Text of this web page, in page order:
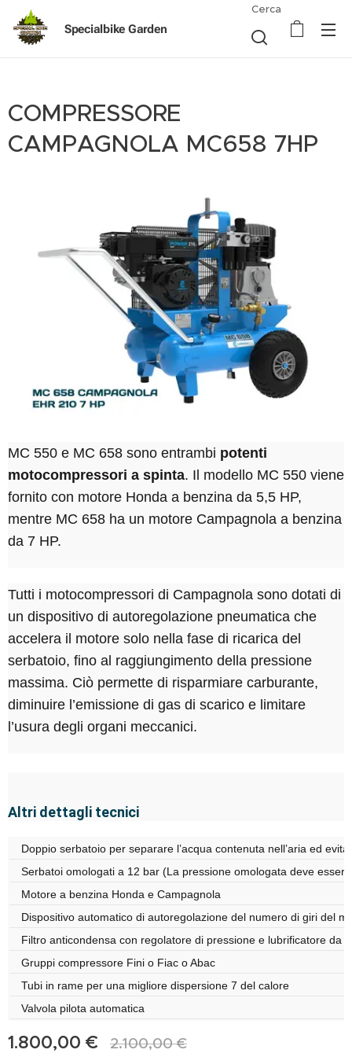
Specialbike Garden
Cerca
COMPRESSORE
CAMPAGNOLA MC658 7HP
MC 550 e MC 658 sono entrambi potenti
motocompressori a spinta. Il modello MC 550 viene
fornito con motore Honda a benzina da 5,5 HP,
mentre MC 658 ha un motore Campagnola a benzina
da 7 HP.
Tutti i motocompressori di Campagnola sono dotati di
un dispositivo di autoregolazione pneumatica che
accelera il motore solo nella fase di ricarica del
serbatoio, fino al raggiungimento della pressione
massima. Ciò permette di risparmiare carburante,
diminuire l’emissione di gas di scarico e limitare
l’usura degli organi meccanici.
Altri dettagli tecnici
Doppio serbatoio per separare l’acqua contenuta nell’aria ed
Serbatoi omologati a 12 bar (La pressione omologata deve
Motore a benzina Honda e Campagnola
Dispositivo automatico di autoregolazione del numero di giri del
Filtro anticondensa con regolatore di pressione e lubrificatore da
Gruppi compressore Fini o Fiac o Abac
Tubi in rame per una migliore dispersione 7 del calore
Valvola pilota automatica
1.800,00 € 2.100,00€